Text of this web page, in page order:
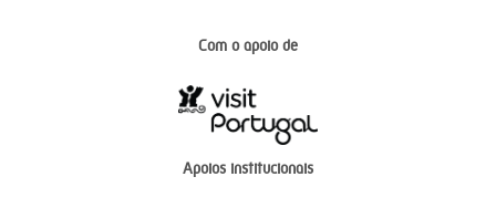
Com o apoio de
Apoios institucionais